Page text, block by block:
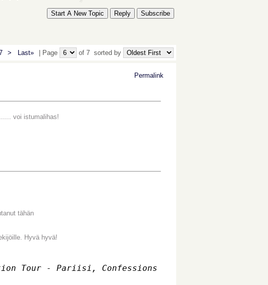
Start A New Topic Reply Subscribe
> Last» | Page of 7 sorted by
Permalink
voi istumalihas!
tähän
Hyvä hyvä!
Tour - Pariisi, Confessions